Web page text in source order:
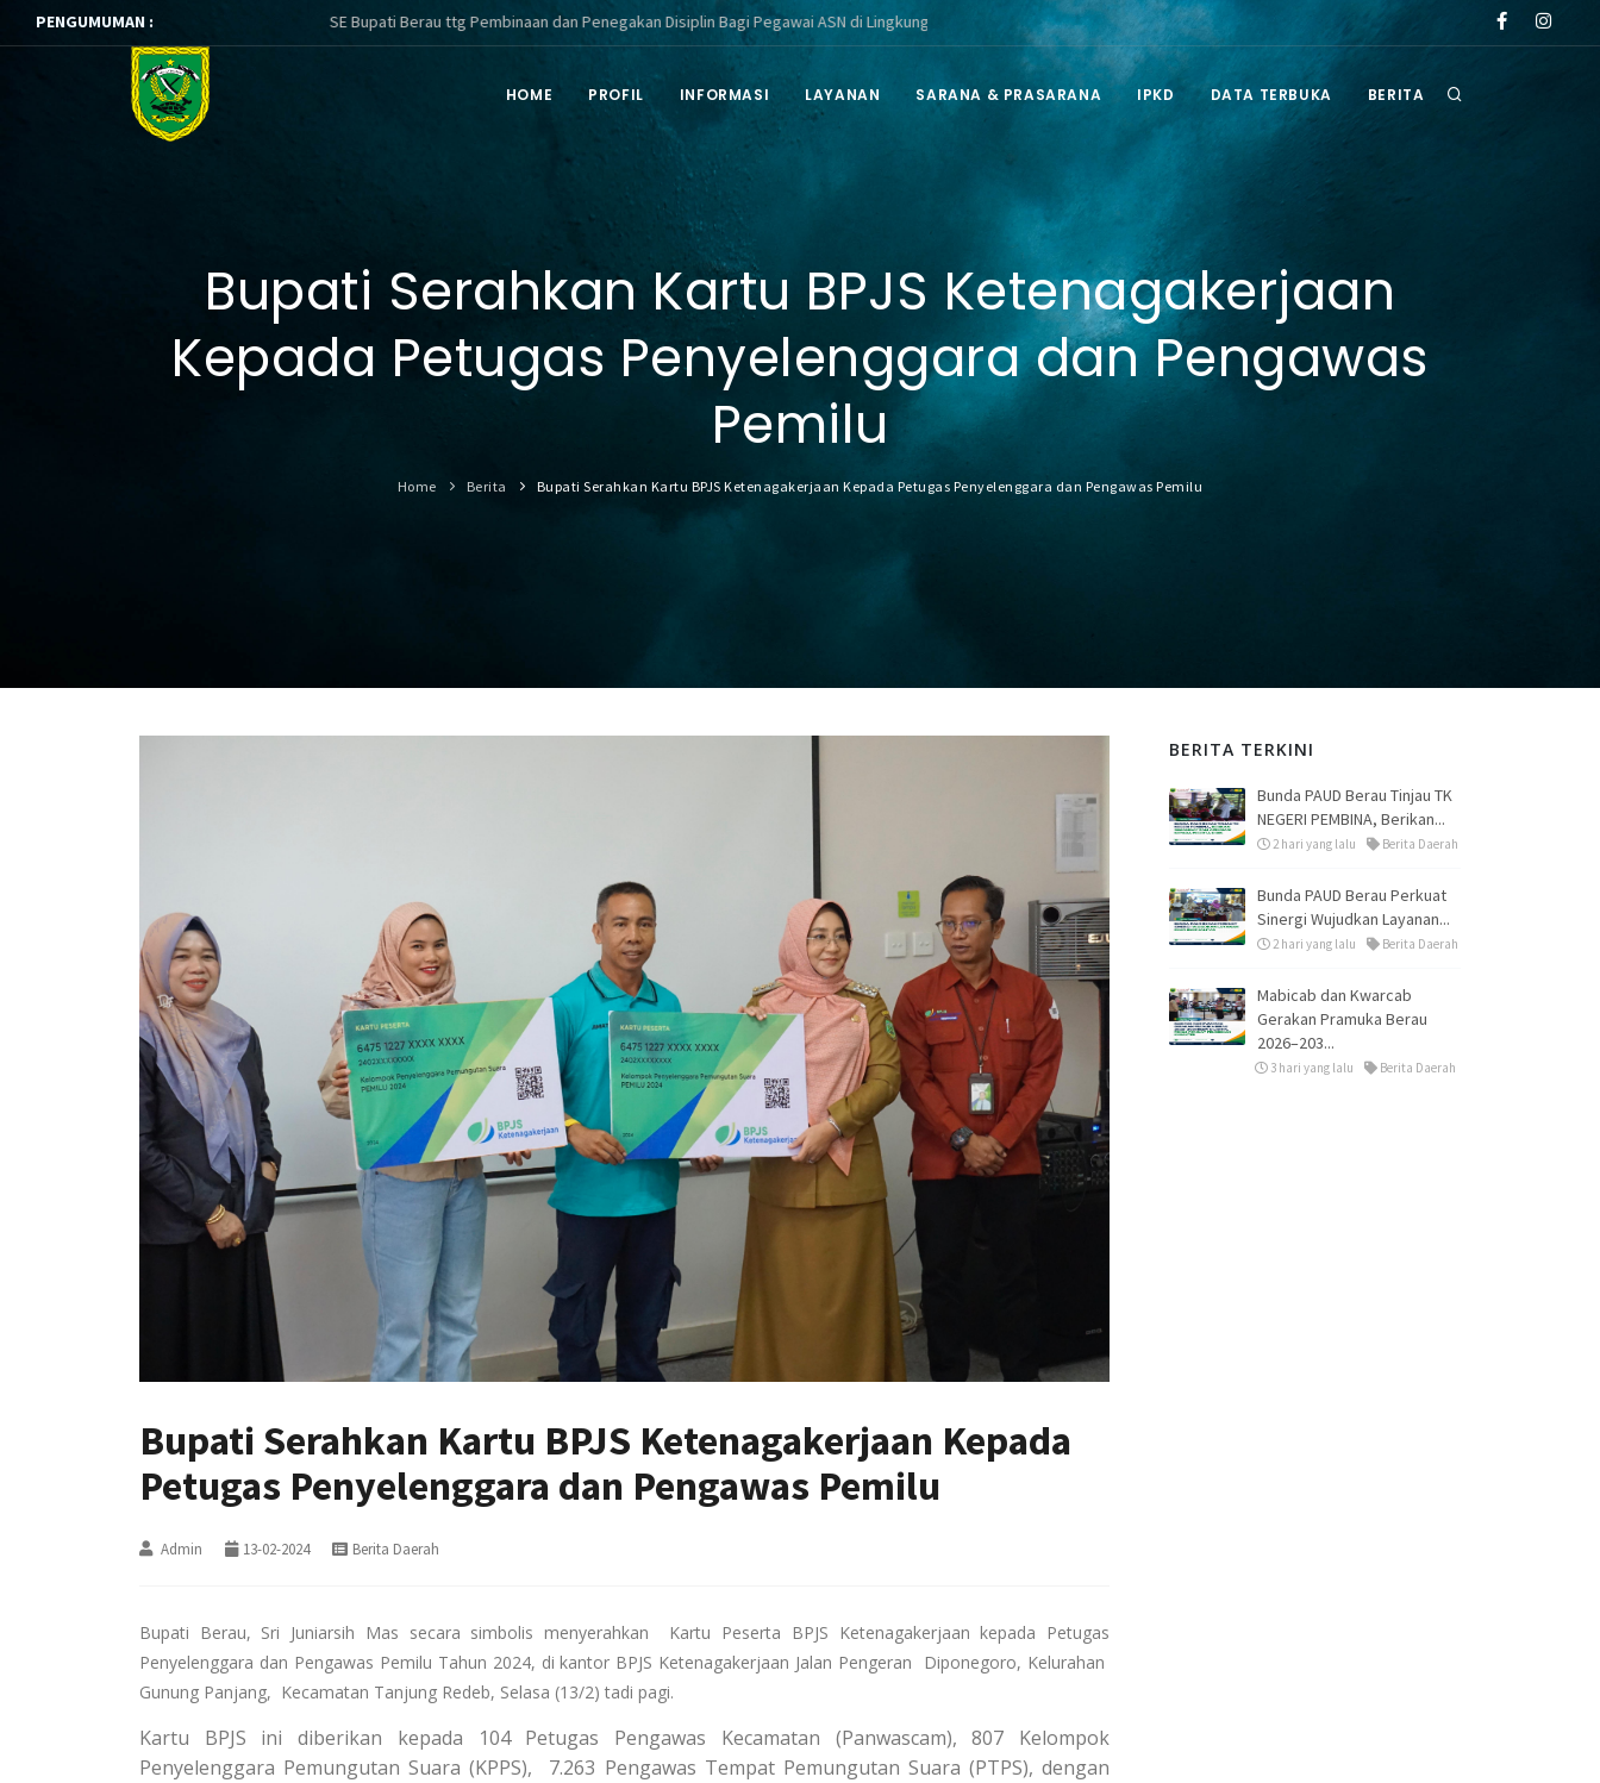
PENGUMUMAN : SE Bupati Berau ttg Pembinaan dan Penegakan Disiplin Bagi Pegawai ASN di Lingkungan Pemerintah Kabupaten Berau tahun 2026 Pengumuman Hasil Seleksi Administrasi Selter
HOME PROFIL INFORMASI LAYANAN SARANA & PRASARANA IPKD DATA TERBUKA BERITA
Bupati Serahkan Kartu BPJS Ketenagakerjaan
Kepada Petugas Penyelenggara dan Pengawas
Pemilu
Home Berita Bupati Serahkan Kartu BPJS Ketenagakerjaan Kepada Petugas Penyelenggara dan Pengawas Pemilu
Bupati Serahkan Kartu BPJS Ketenagakerjaan Kepada
Petugas Penyelenggara dan Pengawas Pemilu
Admin 13-02-2024 Berita Daerah
Bupati Berau, Sri Juniarsih Mas secara simbolis menyerahkan Kartu Peserta BPJS Ketenagakerjaan kepada Petugas
Penyelenggara dan Pengawas Pemilu Tahun 2024, di kantor BPJS Ketenagakerjaan Jalan Pengeran Diponegoro, Kelurahan
Gunung Panjang, Kecamatan Tanjung Redeb, Selasa (13/2) tadi pagi.
Kartu BPJS ini diberikan kepada 104 Petugas Pengawas Kecamatan (Panwascam), 807 Kelompok
Penyelenggara Pemungutan Suara (KPPS), 7.263 Pengawas Tempat Pemungutan Suara (PTPS), dengan
BERITA TERKINI
Bunda PAUD Berau Tinjau TK
NEGERI PEMBINA, Berikan...
2 hari yang lalu Berita Daerah
Bunda PAUD Berau Perkuat
Sinergi Wujudkan Layanan...
2 hari yang lalu Berita Daerah
Mabicab dan Kwarcab
Gerakan Pramuka Berau
2026–203...
3 hari yang lalu Berita Daerah